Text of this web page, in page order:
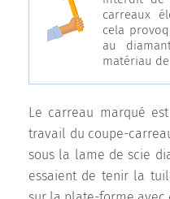
carreaux
cela
au
matériau
Le carreau marqué
travail du coupe-
sous la lame de scie
essaient de tenir la